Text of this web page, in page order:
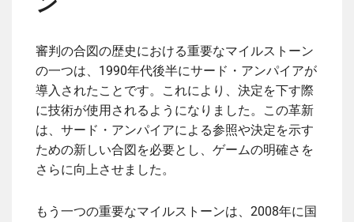
審判の合図の歴史における重要なマイルストーン
の一つは、1990年代後半にサード・アンパイアが
導入されたことです。これにより、決定を下す際
に技術が使用されるようになりました。この革新
は、サード・アンパイアによる参照や決定を示す
ための新しい合図を必要とし、ゲームの明確さを
さらに向上させました。
もう一つの重要なマイルストーンは、2008年に国